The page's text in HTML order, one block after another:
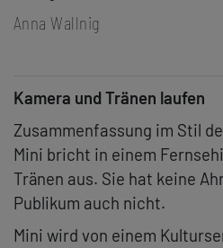
Anna Wallnig
Kamera und Tränen laufen
Zusammenfassung im Stil
Mini bricht in einem
Tränen aus. Sie hat keine
Publikum auch nicht.
Mini wird von einem